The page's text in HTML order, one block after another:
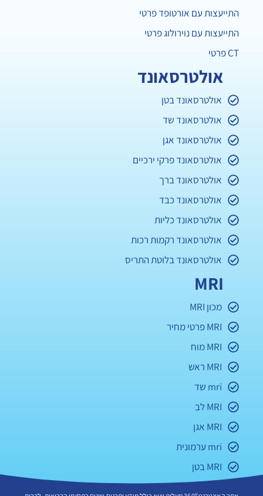
התייעצות עם אורטופד פרטי
התייעצות עם נוירולוג פרטי
CT פרטי
אולטרסאונד
אולטרסאונד בטן
אולטרסאונד שד
אולטרסאונד אגן
אולטרסאונד פרקי ירכיים
אולטרסאונד ברך
אולטרסאונד כבד
אולטרסאונד כליות
אולטרסאונד רקמות רכות
אולטרסאונד בלוטת התריס
MRI
מכון MRI
MRI פרטי מחיר
MRI מוח
MRI ראש
mri שד
MRI לב
MRI אגן
mri ערמונית
MRI בטן